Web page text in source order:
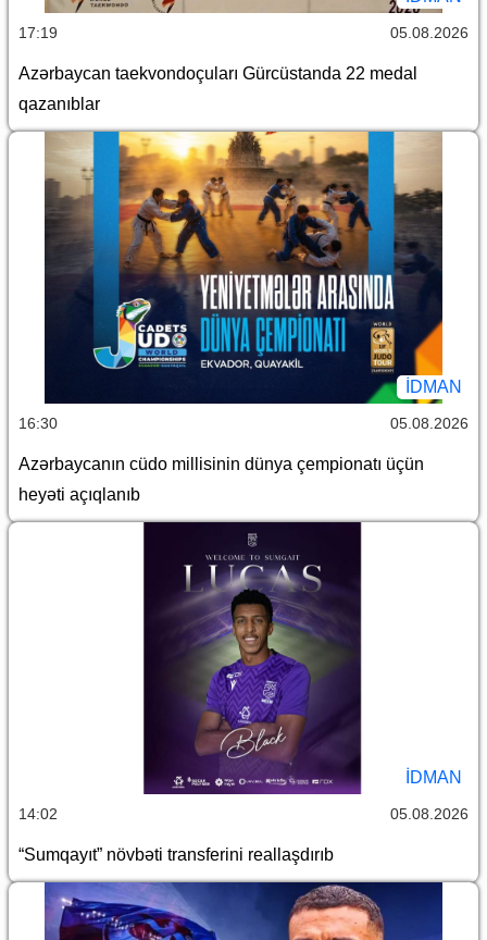
17:19 05.08.2026
Azərbaycan taekvondoçuları Gürcüstanda 22 medal
qazanıblar
İDMAN
16:30 05.08.2026
Azərbaycanın cüdo millisinin dünya çempionatı üçün
heyəti açıqlanıb
İDMAN
14:02 05.08.2026
“Sumqayıt” növbəti transferini reallaşdırıb